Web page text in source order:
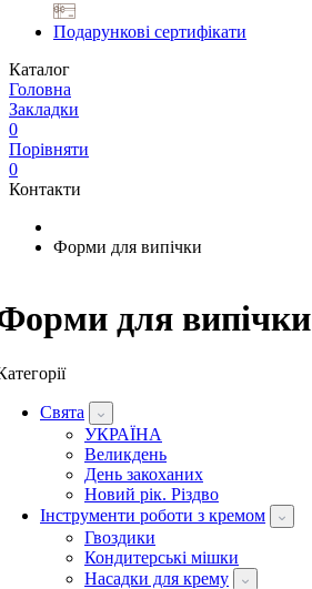
Подарункові сертифікати
Каталог
Головна
Закладки
0
Порівняти
0
Контакти
Форми для випічки
для випічки
Свята
УКРАЇНА
Великдень
День закоханих
Новий рік. Різдво
Інструменти роботи з кремом
Гвоздики
Кондитерські мішки
Насадки для крему